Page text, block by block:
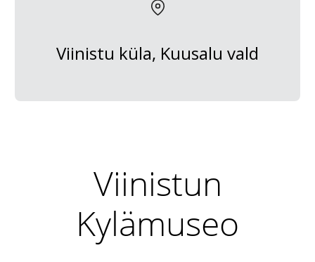
Viinistu küla, Kuusalu vald
Viinistun
Kylämuseo